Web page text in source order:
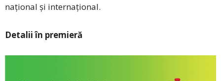
naţional şi internaţional.
Detalii în premieră